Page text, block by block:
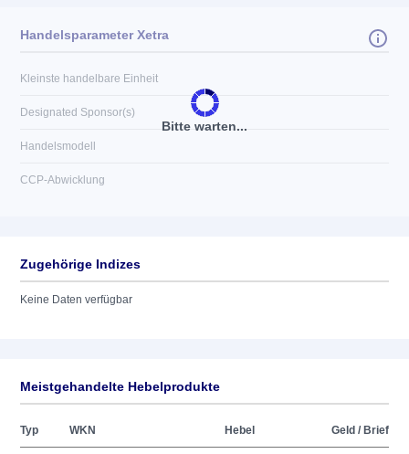
Bitte warten...
Handelsparameter Xetra
Kleinste handelbare Einheit
Designated Sponsor(s)
Handelsmodell
CCP-Abwicklung
Zugehörige Indizes
Keine Daten verfügbar
Meistgehandelte Hebelprodukte
Typ WKN Hebel Geld / Brief